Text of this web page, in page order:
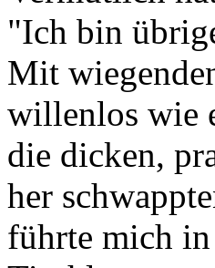
"Ich bin
Mit
willenlos wie
die dicken,
her
führte mich